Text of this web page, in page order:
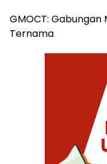
GMOCT:
Ternama